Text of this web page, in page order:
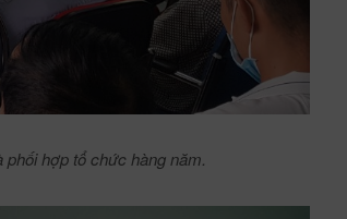
hợp tổ chức hàng năm.